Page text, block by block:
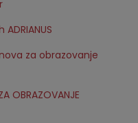
za obrazovanje
OBRAZOVANJE